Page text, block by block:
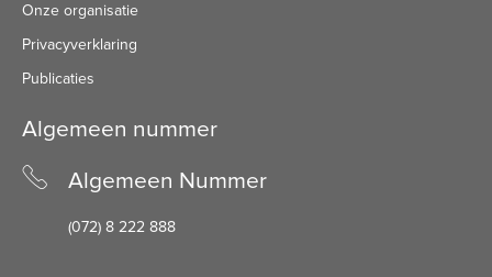
Onze organisatie
Privacyverklaring
Publicaties
Algemeen nummer
Algemeen Nummer
(072) 8 222 888